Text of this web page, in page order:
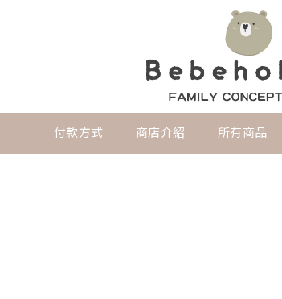
付款方式 商店介紹 所有商品